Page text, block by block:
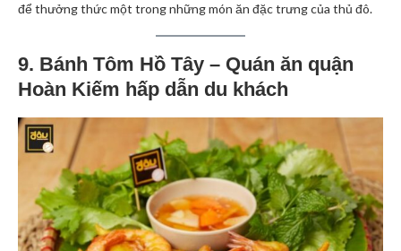
để thưởng thức một trong những món ăn đặc trưng của thủ đô.
9. Bánh Tôm Hồ Tây – Quán ăn quận
Hoàn Kiếm hấp dẫn du khách